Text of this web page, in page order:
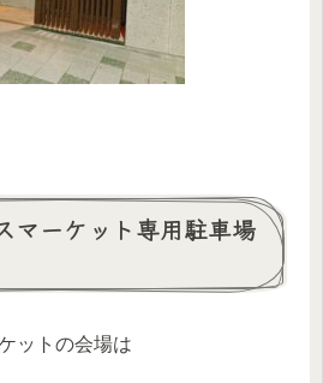
マーケット専用駐車場
ットの会場は